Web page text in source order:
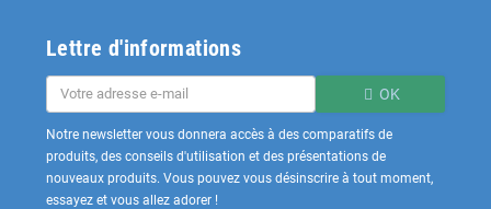
Lettre d'informations
OK
Notre newsletter vous donnera accès à des comparatifs de
produits, des conseils d'utilisation et des présentations de
nouveaux produits. Vous pouvez vous désinscrire à tout moment,
essayez et vous allez adorer !